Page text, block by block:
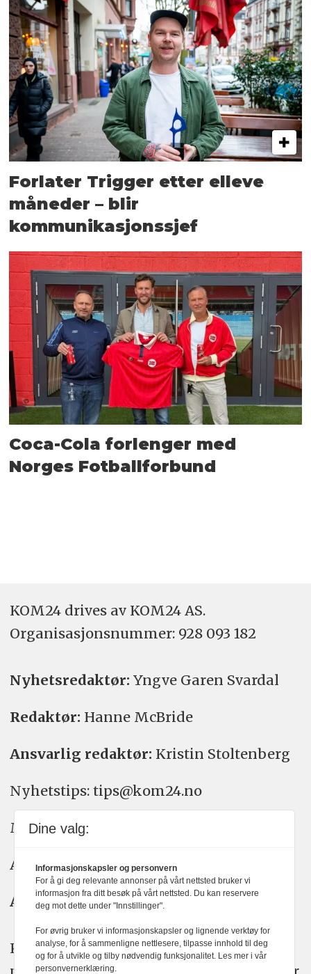
Forlater Trigger etter elleve
måneder – blir
kommunikasjonssjef
Coca-Cola forlenger med
Norges Fotballforbund
KOM24 drives av KOM24 AS.
Organisasjons­nummer: 928 093 182
Nyhetsredaktør: Yngve Garen Svardal
Redaktør: Hanne McBride
Ansvarlig redaktør: Kristin Stoltenberg
Nyhetstips: tips@kom24.no
Meninger: meninger@kom24.no
Annonse: annonse@watchmedia.no
Abonnement:kom24@watchmedia.no
KOM24 arbeider etter Vær Varsom-
Dine valg:
Informasjonskapsler og personvern
For å gi deg relevante annonser på vårt nettsted bruker vi
informasjon fra ditt besøk på vårt nettsted. Du kan reservere
deg mot dette under "Innstillinger".
For øvrig bruker vi informasjonskapsler og lignende verktøy for
analyse, for å sammenligne nettlesere, tilpasse innhold til deg
og for å utvikle og tilby nødvendig funksjonalitet. Les mer i vår
personvernerklæring.